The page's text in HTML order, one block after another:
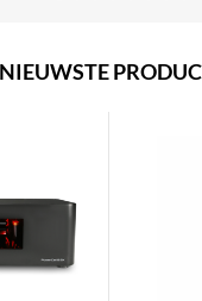
NIEUWSTE